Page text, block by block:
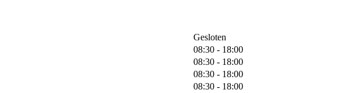
Gesloten
08:30 - 18:00
08:30 - 18:00
08:30 - 18:00
08:30 - 18:00